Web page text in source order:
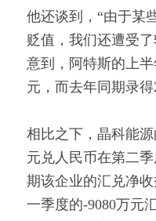
他还谈到，“由于某
贬值，我们还遭受
意到，阿特斯的上
元，而去年同期录得
相比之下，晶科能
元兑人民币在第二
期该企业的汇兑净
一季度的-9080万元